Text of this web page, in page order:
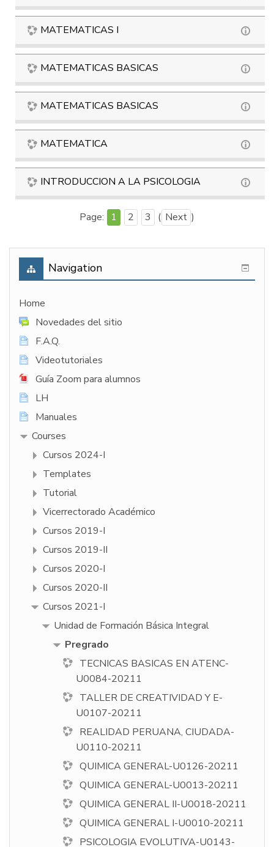
MATEMATICAS I
MATEMATICAS BASICAS
MATEMATICAS BASICAS
MATEMATICA
INTRODUCCION A LA PSICOLOGIA
Page: 1 2 3 ( Next )
Navigation
Home
Novedades del sitio
F.A.Q.
Videotutoriales
Guía Zoom para alumnos
LH
Manuales
Courses
Cursos 2024-I
Templates
Tutorial
Vicerrectorado Académico
Cursos 2019-I
Cursos 2019-II
Cursos 2020-I
Cursos 2020-II
Cursos 2021-I
Unidad de Formación Básica Integral
Pregrado
TECNICAS BASICAS EN ATENC-
U0084-20211
TALLER DE CREATIVIDAD Y E-
U0107-20211
REALIDAD PERUANA, CIUDADA-
U0110-20211
QUIMICA GENERAL-U0126-20211
QUIMICA GENERAL-U0013-20211
QUIMICA GENERAL II-U0018-20211
QUIMICA GENERAL I-U0010-20211
PSICOLOGIA EVOLUTIVA-U0143-